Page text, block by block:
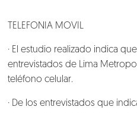
Clientes
Lo que hacemos
TELEFONIA MOVIL
· El estudio realizado indica
entrevistados de Lima
teléfono celular.
· De los entrevistados que